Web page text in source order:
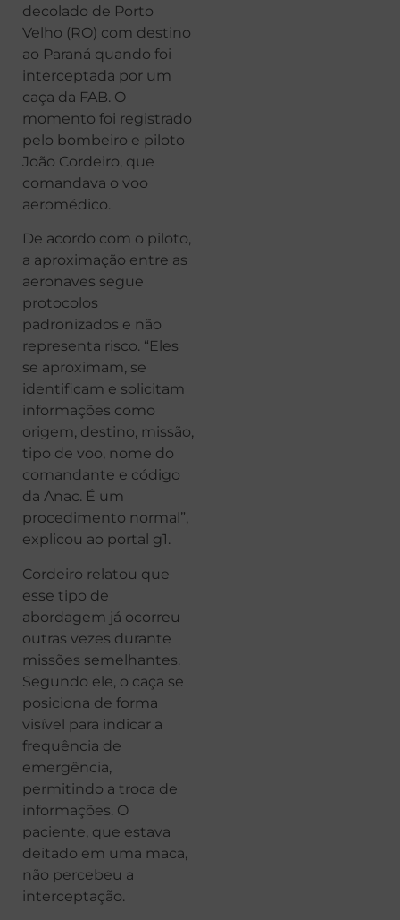
decolado de Porto
Velho (RO) com destino
ao Paraná quando foi
interceptada por um
caça da FAB. O
momento foi registrado
pelo bombeiro e piloto
João Cordeiro, que
comandava o voo
aeromédico.
De acordo com o piloto,
a aproximação entre as
aeronaves segue
protocolos
padronizados e não
representa risco. “Eles
se aproximam, se
identificam e solicitam
informações como
origem, destino, missão,
tipo de voo, nome do
comandante e código
da Anac. É um
procedimento normal”,
explicou ao portal g1.
Cordeiro relatou que
esse tipo de
abordagem já ocorreu
outras vezes durante
missões semelhantes.
Segundo ele, o caça se
posiciona de forma
visível para indicar a
frequência de
emergência,
permitindo a troca de
informações. O
paciente, que estava
deitado em uma maca,
não percebeu a
interceptação.